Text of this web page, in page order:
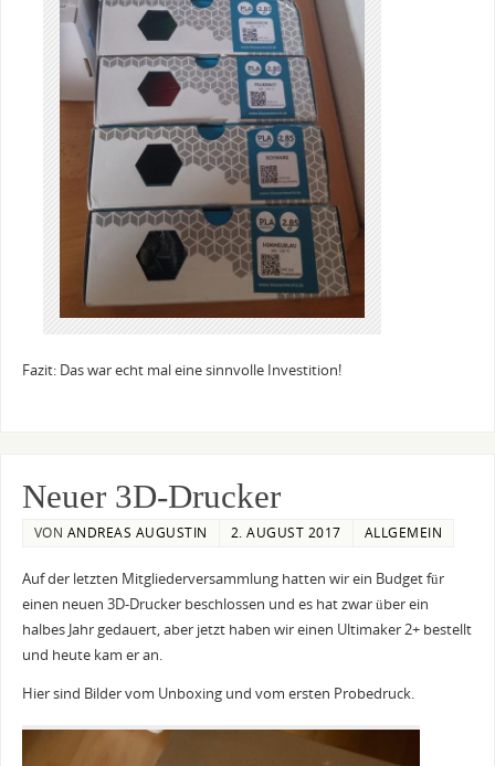
Fazit: Das war echt mal eine sinnvolle Investition!
Neuer 3D-Drucker
VON ANDREAS AUGUSTIN 2. AUGUST 2017 ALLGEMEIN
Auf der letzten Mitgliederversammlung hatten wir ein Budget für
einen neuen 3D-Drucker beschlossen und es hat zwar über ein
halbes Jahr gedauert, aber jetzt haben wir einen Ultimaker 2+ bestellt
und heute kam er an.
Hier sind Bilder vom Unboxing und vom ersten Probedruck.